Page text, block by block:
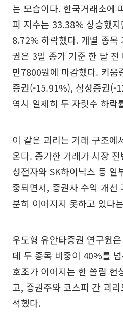
는 모습이다. 한국거래소에
피 지수는 33.38% 상승했
8.72% 하락했다. 개별 종목
권은 3일 종가 기준 한 달
만7800원에 마감했다. 키
증권(-15.91%), 삼성증권(-
역시 일제히 두 자릿수 하락
이 같은 괴리는 거래 구조에
온다. 증가한 거래가 시장
성전자와 SK하이닉스 등 일
중되면서, 증권사 수익 개선
분히 이어지지 못하고 있다
우도형 유안타증권 연구원
데 두 종목 비중이 40%를
호조가 이어지는 한 쏠림 현
고, 증권주와 코스피 간 괴
석했다.